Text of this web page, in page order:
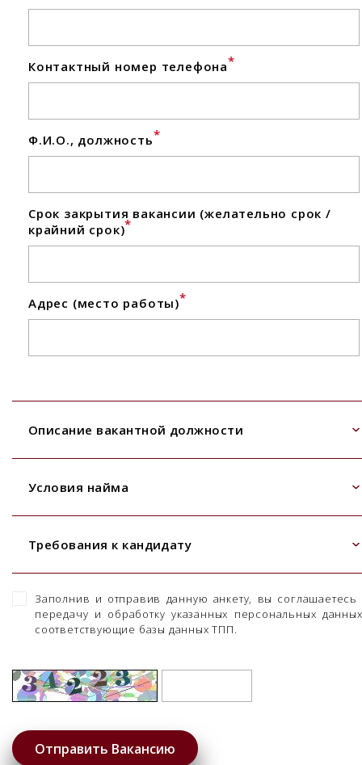
Контактный номер телефона*
Ф.И.О., должность*
Срок закрытия вакансии (желательно срок /
крайний срок)*
Адрес (место работы)*
Описание вакантной должности
Условия найма
Требования к кандидату
Заполнив и отправив данную анкету, вы соглашаетесь
передачу и обработку указанных персональных
соответствующие базы данных ТПП.